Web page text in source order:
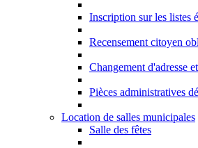
Inscription sur les listes
Recensement citoyen
Changement d'adresse
Pièces administratives
Location de salles municipales
Salle des fêtes